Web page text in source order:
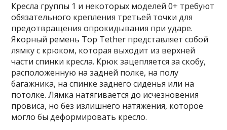
Кресла группы 1 и некоторых моделей 0+ требуют
обязательного крепления третьей точки для
предотвращения опрокидывания при ударе.
Якорный ремень Top Tether представляет собой
лямку с крюком, которая выходит из верхней
части спинки кресла. Крюк зацепляется за скобу,
расположенную на задней полке, на полу
багажника, на спинке заднего сиденья или на
потолке. Лямка натягивается до исчезновения
провиса, но без излишнего натяжения, которое
могло бы деформировать кресло.